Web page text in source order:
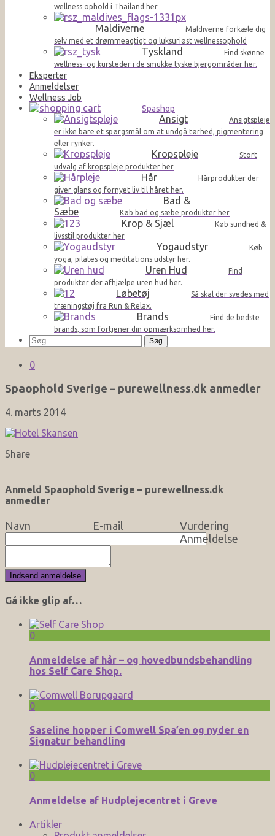
wellness ophold i Thailand her
Maldiverne
Maldiverne forkæle dig
selv med et drømmeagtigt og luksuriøst wellnessophold
Tyskland
Find skønne
wellness- og kursteder i de smukke tyske bjergområder her.
Eksperter
Anmeldelser
Wellness Job
Spashop
Ansigt
Ansigtspleje
er ikke bare et spørgsmål om at undgå tørhed, pigmentering
eller rynker.
Kropspleje
Stort
udvalg af kropspleje produkter her
Hår
Hårprodukter der
giver glans og fornyet liv til håret her.
Bad &
Sæbe
Køb bad og sæbe produkter her
Krop & Sjæl
Køb sundhed &
livsstil produkter her
Yogaudstyr
Køb
yoga, pilates og meditations udstyr her.
Uren Hud
Find
produkter der afhjælpe uren hud her.
Løbetøj
Så skal der svedes med
træningstøj fra Run & Relax.
Brands
Find de bedste
brands, som fortjener din opmærksomhed her.
Søg
efter:
0
Spaophold Sverige – purewellness.dk anmedler
4. marts 2014
Share
Anmeld Spaophold Sverige – purewellness.dk
anmedler
Navn E-mail
Vurdering
Anmeldelse
Gå ikke glip af…
0
Anmeldelse af hår – og hovedbundsbehandling
hos Self Care Shop.
0
Saseline hopper i Comwell Spa’en og nyder en
Signatur behandling
0
Anmeldelse af Hudplejecentret i Greve
Artikler